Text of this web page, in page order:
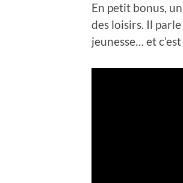
En petit bonus,
des loisirs. Il
jeunesse… et